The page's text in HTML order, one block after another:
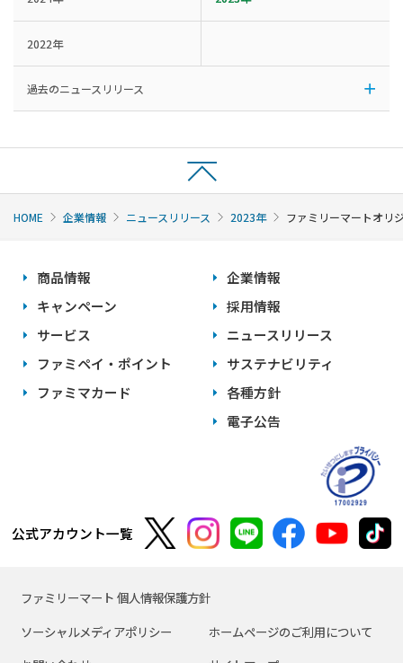
2022年
過去のニュースリリース
HOME 企業情報 ニュースリリース 2023年 ファミリーマートオリ
商品情報
キャンペーン
サービス
ファミペイ・ポイント
ファミマカード
企業情報
採用情報
ニュースリリース
サステナビリティ
各種方針
電子公告
公式アカウント一覧
ファミリーマート 個人情報保護方針
ソーシャルメディアポリシー
ホームページのご利用について